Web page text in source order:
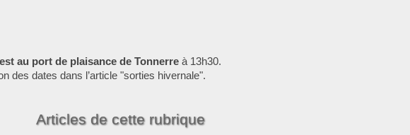
au port de plaisance de Tonnerre à 13h30.
des dates dans l’article "sorties hivernale".
Articles de cette rubrique